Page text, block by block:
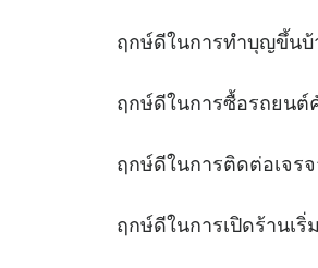
ฤกษ์ดีในการทำบุญขึ้
ฤกษ์ดีในการซื้อรถย
ฤกษ์ดีในการติดต่อเจ
ฤกษ์ดีในการเปิดร้าน